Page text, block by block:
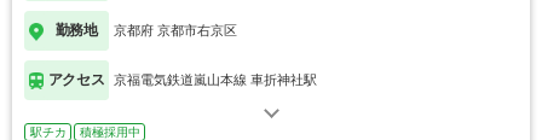
勤務地 京都府 京都市右京区
アクセス 京福電気鉄道嵐山本線 車折神社駅
駅チカ 積極採用中